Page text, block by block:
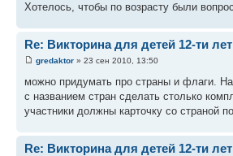
Хотелось, чтобы по возрасту были
Re: Викторина для детей 12-ти лет
gredaktor » 23 сен 2010, 13:50
можно придумать про страны и флаги.
с названием стран сделать столько
участники должны карточку со страной
Re: Викторина для детей 12-ти лет